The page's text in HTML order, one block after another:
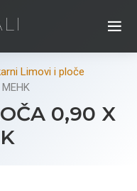
Limovi i ploče
0,90 X